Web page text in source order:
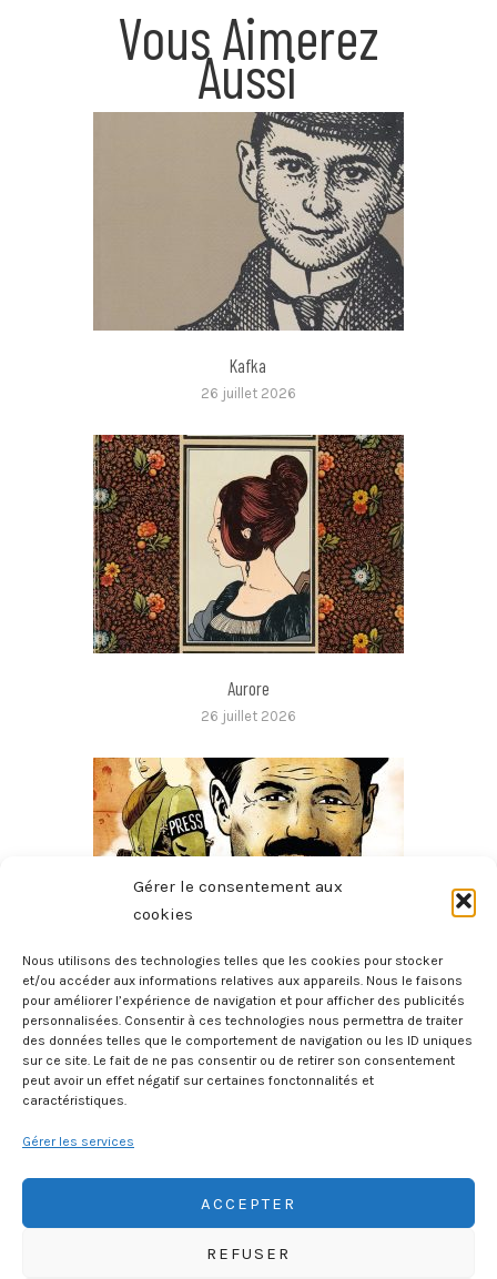
Gérer le consentement aux
cookies
Nous utilisons des technologies telles que les cookies pour stocker
et/ou accéder aux informations relatives aux appareils. Nous le faisons
pour améliorer l’expérience de navigation et pour afficher des publicités
personnalisées. Consentir à ces technologies nous permettra de traiter
des données telles que le comportement de navigation ou les ID uniques
sur ce site. Le fait de ne pas consentir ou de retirer son consentement
peut avoir un effet négatif sur certaines fonctonnalités et
caractéristiques.
Gérer les services
ACCEPTER
REFUSER
Vous Aimerez
Aussi
Kafka
26 juillet 2026
Aurore
26 juillet 2026
Hemingway Et Martha Gellhorn
21 juillet 2026